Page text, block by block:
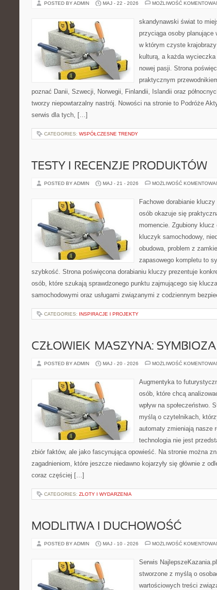
POSTED BY ADMIN MAJ - 22 - 2026 MOŻLIWOŚĆ
skandynawski świat to
przyciąga osoby planujące
w którym czyste
kulturą, a każda
nowej pasji. Strona
praktycznym
poznać Danii, Szwecji, Norwegii, Finlandii, Islandii oraz
tworzy niepowtarzalny nastrój. Nowości na stronie to Podróże
serwis dla tych, […]
CATEGORIES: WSPÓŁCZESNE TRENDY
TESTY I RECENZJE PRODUKTÓW
POSTED BY ADMIN MAJ - 21 - 2026 MOŻLIWOŚĆ
Fachowe dorabianie
osób okazuje się
momencie. Zgubiony
kluczyk samochodowy,
obudowa, problem z
zapasowego kompletu to
szybkość. Strona poświęcona dorabianiu kluczy prezentuje
osób, które szukają sprawdzonego punktu zajmującego się
samochodowymi oraz usługami związanymi z codziennym
CATEGORIES: INSPIRACJE I PROJEKTY
CZŁOWIEK–MASZYNA: SYMBIOZA
POSTED BY ADMIN MAJ - 20 - 2026 MOŻLIWOŚĆ
Augmentyka to
osób, które chcą
wpływ na społeczeństwo.
myślą o czytelnikach,
automaty zmieniają nasze
technologia nie jest
zbiór faktów, ale jako fascynująca opowieść. Na stronie można
zagadnieniom, które jeszcze niedawno kojarzyły się głównie z
coraz częściej […]
CATEGORIES: ZLOTY I WYDARZENIA
MODLITWA I DUCHOWOŚĆ
POSTED BY ADMIN MAJ - 10 - 2026 MOŻLIWOŚĆ
Serwis
stworzone z myślą o
wartościowych treści